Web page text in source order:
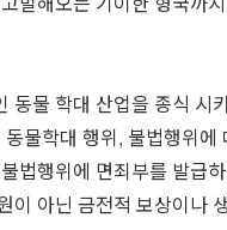
동물 학대 산업을 종식 시
물학대 행위, 불법행위
법행위에 면죄부를 발급
이 아닌 금전적 보상이나